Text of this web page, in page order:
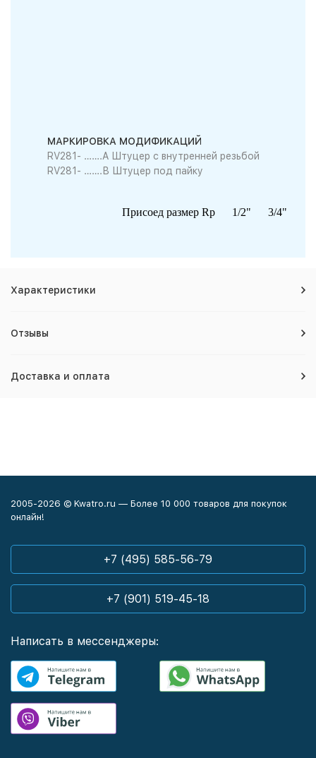
МАРКИРОВКА МОДИФИКАЦИЙ
RV281- …….A Штуцер с внутренней резьбой
RV281- …….В Штуцер под пайку
Присоед размер Rp 1/2" 3/4"
пробки
1/4" 1/4"
Kvs 6 8
Характеристики
Отзывы
Доставка и оплата
2005-2026 © Kwatro.ru — Более 10 000 товаров для покупок
онлайн!
+7 (495) 585-56-79
+7 (901) 519-45-18
Написать в мессенджеры: